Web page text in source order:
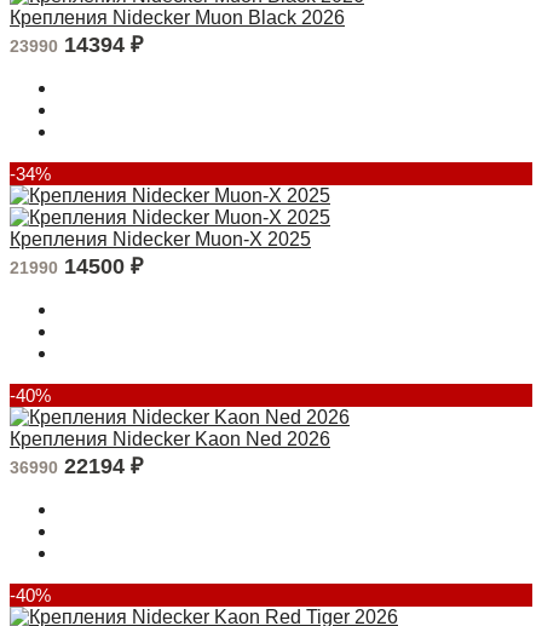
Крепления Nidecker Muon Black 2026
23990 14394 ₽
-34%
Крепления Nidecker Muon-X 2025
21990 14500 ₽
-40%
Крепления Nidecker Kaon Ned 2026
36990 22194 ₽
-40%